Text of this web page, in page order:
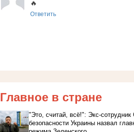
🔥
Ответить
Главное в стране
"Это, считай, всё!": Экс-
безопасности Украины назвал